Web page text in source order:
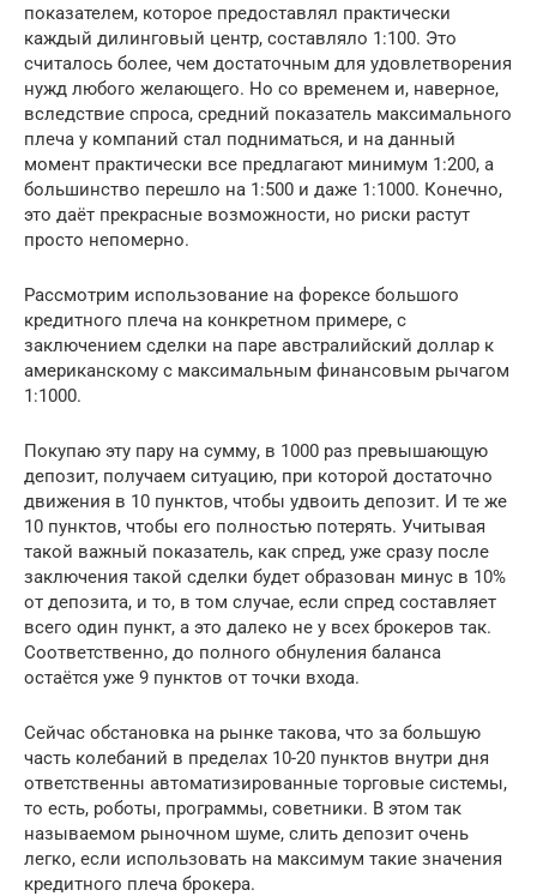
показателем, которое предоставлял практически
каждый дилинговый центр, составляло 1:100. Это
считалось более, чем достаточным для удовлетворения
нужд любого желающего. Но со временем и, наверное,
вследствие спроса, средний показатель максимального
плеча у компаний стал подниматься, и на данный
момент практически все предлагают минимум 1:200, а
большинство перешло на 1:500 и даже 1:1000. Конечно,
это даёт прекрасные возможности, но риски растут
просто непомерно.
Рассмотрим использование на форексе большого
кредитного плеча на конкретном примере, с
заключением сделки на паре австралийский доллар к
американскому с максимальным финансовым рычагом
1:1000.
Покупаю эту пару на сумму, в 1000 раз превышающую
депозит, получаем ситуацию, при которой достаточно
движения в 10 пунктов, чтобы удвоить депозит. И те же
10 пунктов, чтобы его полностью потерять. Учитывая
такой важный показатель, как спред, уже сразу после
заключения такой сделки будет образован минус в 10%
от депозита, и то, в том случае, если спред составляет
всего один пункт, а это далеко не у всех брокеров так.
Соответственно, до полного обнуления баланса
остаётся уже 9 пунктов от точки входа.
Сейчас обстановка на рынке такова, что за большую
часть колебаний в пределах 10-20 пунктов внутри дня
ответственны автоматизированные торговые системы,
то есть, роботы, программы, советники. В этом так
называемом рыночном шуме, слить депозит очень
легко, если использовать на максимум такие значения
кредитного плеча брокера.